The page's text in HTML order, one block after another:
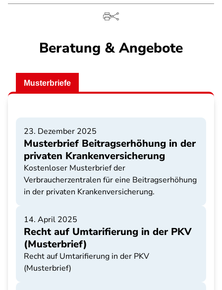
Beratung & Angebote
Musterbriefe
23. Dezember 2025
Musterbrief Beitragserhöhung in der
privaten Krankenversicherung
Kostenloser Musterbrief der
Verbraucherzentralen für eine Beitragserhöhung
in der privaten Krankenversicherung.
14. April 2025
Recht auf Umtarifierung in der PKV
(Musterbrief)
Recht auf Umtarifierung in der PKV
(Musterbrief)